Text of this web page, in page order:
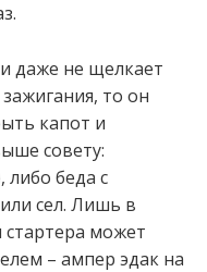
даже не щелкает
то он
капот и
совету:
беда с
сел. Лишь в
может
– ампер эдак на